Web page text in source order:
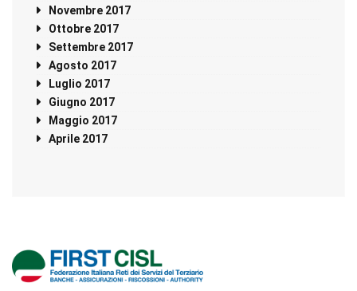
Novembre 2017
Ottobre 2017
Settembre 2017
Agosto 2017
Luglio 2017
Giugno 2017
Maggio 2017
Aprile 2017